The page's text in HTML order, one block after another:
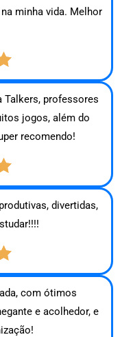
minha vida. Melhor
Talkers, professores
jogos, além do
recomendo!
divertidas,
com ótimos
e acolhedor, e